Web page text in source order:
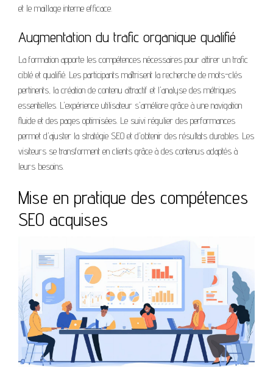
et le maillage interne efficace.
Augmentation du trafic organique qualifié
La formation apporte les compétences nécessaires pour attirer un trafic
ciblé et qualifié. Les participants maîtrisent la recherche de mots-clés
pertinents, la création de contenu attractif et l'analyse des métriques
essentielles. L'expérience utilisateur s'améliore grâce à une navigation
fluide et des pages optimisées. Le suivi régulier des performances
permet d'ajuster la stratégie SEO et d'obtenir des résultats durables. Les
visiteurs se transforment en clients grâce à des contenus adaptés à
leurs besoins.
Mise en pratique des compétences
SEO acquises